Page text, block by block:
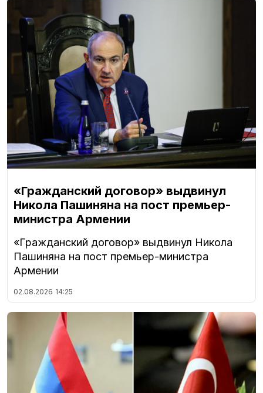
«Гражданский договор» выдвинул
Никола Пашиняна на пост премьер-
министра Армении
«Гражданский договор» выдвинул Никола
Пашиняна на пост премьер-министра
Армении
02.08.2026 14:25